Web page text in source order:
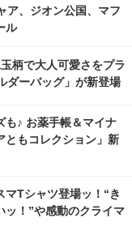
ア、ジオン公国、マフ
ル
柄で大人可愛さをプラ
ダーバッグ」が新登場
も♪ お薬手帳＆マイナ
ともコレクション」新
マTシャツ登場ッ！“き
ッ！”や感動のクライマ